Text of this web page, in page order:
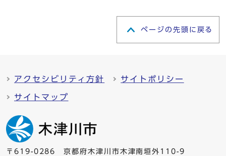
ページの先頭に戻る
アクセシビリティ方針 サイトポリシー
サイトマップ
〒619-0286 京都府木津川市木津南垣外110-9